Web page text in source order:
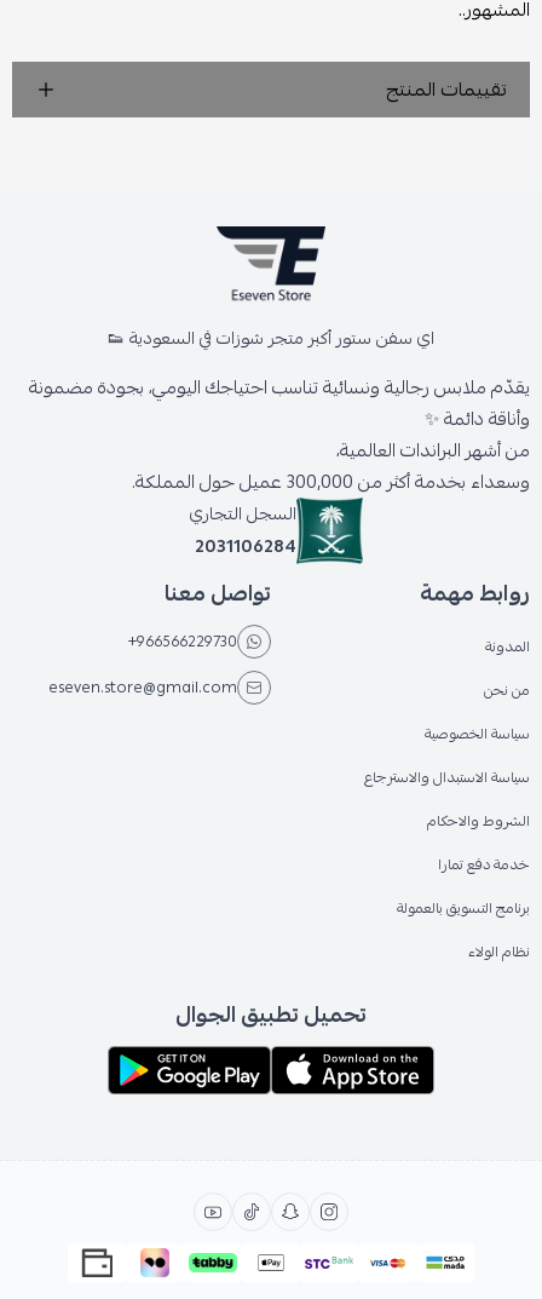
المشهور..
تقييمات المنتج
اي سفن ستور أكبر متجر شوزات في السعودية 👟
يقدّم ملابس رجالية ونسائية تناسب احتياجك اليومي، بجودة مضمونة
وأناقة دائمة ✨
من أشهر البراندات العالمية،
وسعداء بخدمة أكثر من 300,000 عميل حول المملكة.
السجل التجاري
2031106284
روابط مهمة
المدونة
من نحن
سياسة الخصوصية
سياسة الاستبدال والاسترجاع
الشروط والاحكام
خدمة دفع تمارا
برنامج التسويق بالعمولة
نظام الولاء
تواصل معنا
+966566229730
eseven.store@gmail.com
تحميل تطبيق الجوال